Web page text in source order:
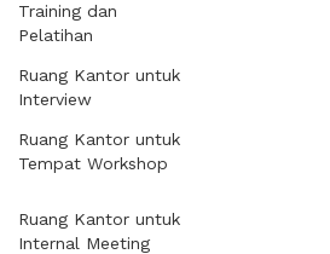
Training dan
Pelatihan
Ruang Kantor untuk
Interview
Ruang Kantor untuk
Tempat Workshop
Ruang Kantor untuk
Internal Meeting